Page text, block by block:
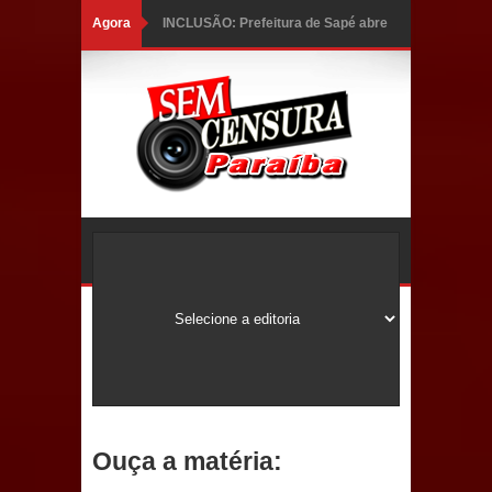
Agora INCLUSÃO: Prefeitura de Sapé abre
Social; veja documentação
necessária!
Ouça a matéria: